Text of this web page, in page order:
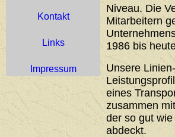
Kontakt
Links
Impressum
Niveau. Die
Mitarbeitern
1986 bis
Unsere
eines
zusammen
der so gut
abdeckt.